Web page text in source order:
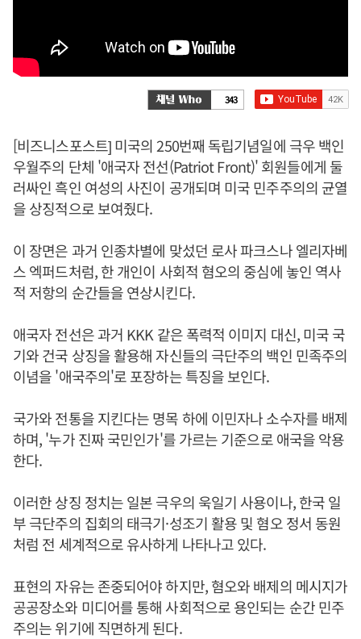
343
[비즈니스포스트] 미국의 250번째 독립기념일에 극우 백인
우월주의 단체 '애국자 전선(Patriot Front)' 회원들에게 둘
러싸인 흑인 여성의 사진이 공개되며 미국 민주주의의 균열
을 상징적으로 보여줬다.
이 장면은 과거 인종차별에 맞섰던 로사 파크스나 엘리자베
스 엑퍼드처럼, 한 개인이 사회적 혐오의 중심에 놓인 역사
적 저항의 순간들을 연상시킨다.
애국자 전선은 과거 KKK 같은 폭력적 이미지 대신, 미국 국
기와 건국 상징을 활용해 자신들의 극단주의 백인 민족주의
이념을 '애국주의'로 포장하는 특징을 보인다.
국가와 전통을 지킨다는 명목 하에 이민자나 소수자를 배제
하며, '누가 진짜 국민인가'를 가르는 기준으로 애국을 악용
한다.
이러한 상징 정치는 일본 극우의 욱일기 사용이나, 한국 일
부 극단주의 집회의 태극기·성조기 활용 및 혐오 정서 동원
처럼 전 세계적으로 유사하게 나타나고 있다.
표현의 자유는 존중되어야 하지만, 혐오와 배제의 메시지가
공공장소와 미디어를 통해 사회적으로 용인되는 순간 민주
주의는 위기에 직면하게 된다.